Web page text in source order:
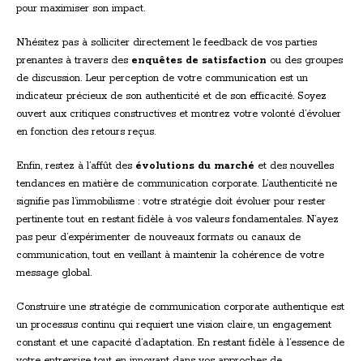
pour maximiser son impact.
N’hésitez pas à solliciter directement le feedback de vos parties
prenantes à travers des enquêtes de satisfaction ou des groupes
de discussion. Leur perception de votre communication est un
indicateur précieux de son authenticité et de son efficacité. Soyez
ouvert aux critiques constructives et montrez votre volonté d’évoluer
en fonction des retours reçus.
Enfin, restez à l’affût des évolutions du marché et des nouvelles
tendances en matière de communication corporate. L’authenticité ne
signifie pas l’immobilisme : votre stratégie doit évoluer pour rester
pertinente tout en restant fidèle à vos valeurs fondamentales. N’ayez
pas peur d’expérimenter de nouveaux formats ou canaux de
communication, tout en veillant à maintenir la cohérence de votre
message global.
Construire une stratégie de communication corporate authentique est
un processus continu qui requiert une vision claire, un engagement
constant et une capacité d’adaptation. En restant fidèle à l’essence de